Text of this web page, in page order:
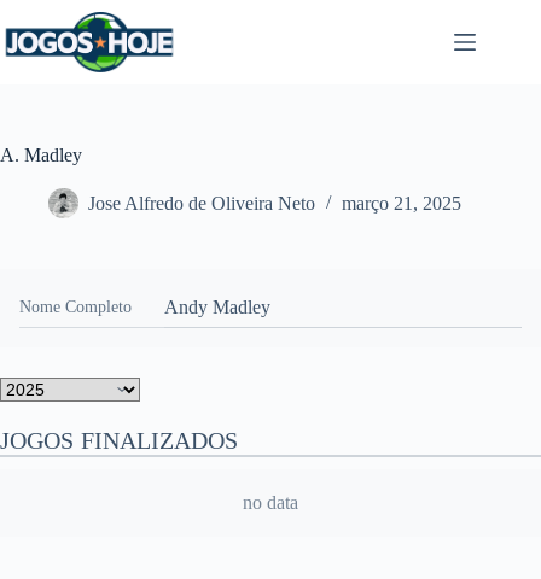
para
o
A. Madley
Jose Alfredo de Oliveira Neto março 21, 2025
Nome Completo Andy Madley
JOGOS FINALIZADOS
no data